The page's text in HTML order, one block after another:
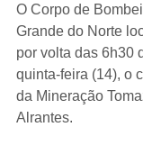
O Corpo de
Grande do Norte
por volta das 6h30
quinta-feira (14), o
da Mineração
Alrantes.